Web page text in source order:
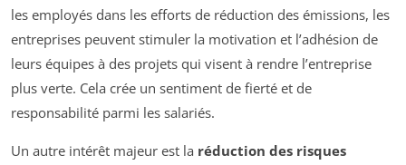
les employés dans les efforts de réduction des émissions, les
entreprises peuvent stimuler la motivation et l’adhésion de
leurs équipes à des projets qui visent à rendre l’entreprise
plus verte. Cela crée un sentiment de fierté et de
responsabilité parmi les salariés.
Un autre intérêt majeur est la réduction des risques